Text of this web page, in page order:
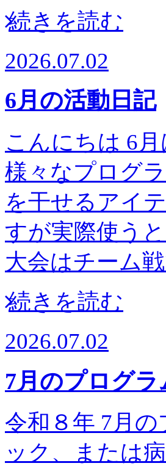
続きを読む
2026.07.02
6月の活動日記
こんにちは 6
様々なプログ
を干せるアイ
すが実際使う
大会はチーム
続きを読む
2026.07.02
7月のプログラ
令和８年 7月の
ック、または